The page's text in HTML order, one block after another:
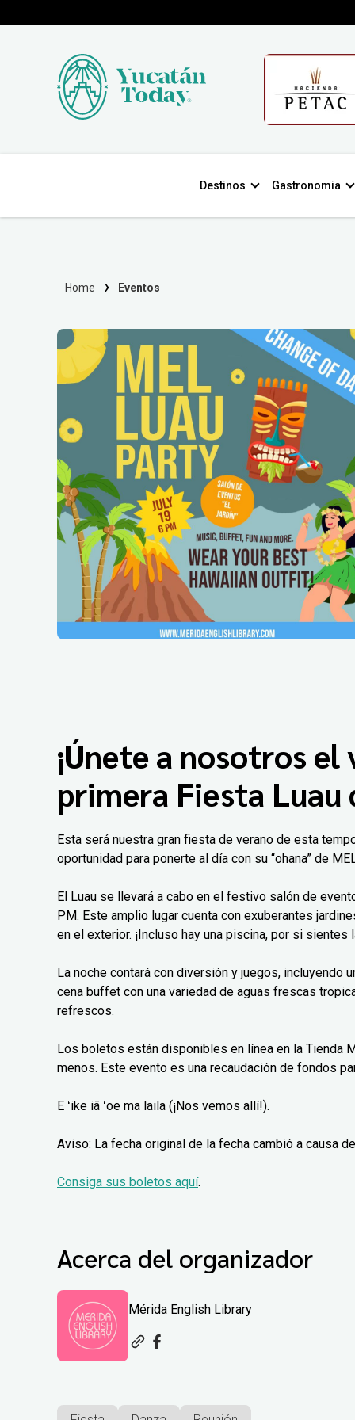
Destinos Gastronomia
Home Eventos
¡Únete a nosotros
primera Fiesta Luau
Esta será nuestra gran fiesta de verano de esta
oportunidad para ponerte al día con su “ohana” de
El Luau se llevará a cabo en el festivo salón de
PM. Este amplio lugar cuenta con exuberantes
en el exterior. ¡Incluso hay una piscina, por si
La noche contará con diversión y juegos, incluyendo
cena buffet con una variedad de aguas frescas
refrescos.
Los boletos están disponibles en línea en la Tienda
menos. Este evento es una recaudación de fondos
E ʻike iā ʻoe ma laila (¡Nos vemos allí!).
Aviso: La fecha original de la fecha cambió a causa
Consiga sus boletos aquí.
Acerca del organizador
Mérida English Library